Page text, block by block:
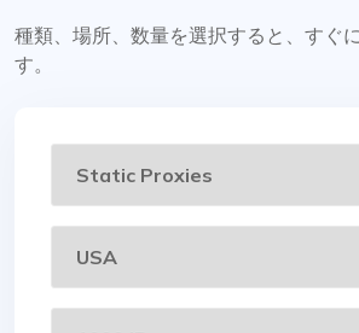
種類、場所、数量を選択すると、すぐ
す。